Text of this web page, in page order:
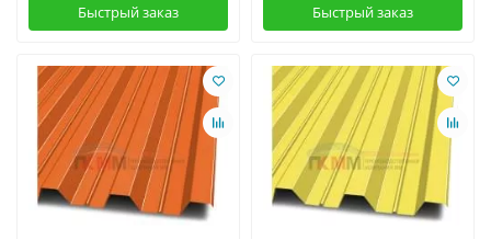
Быстрый заказ Быстрый заказ